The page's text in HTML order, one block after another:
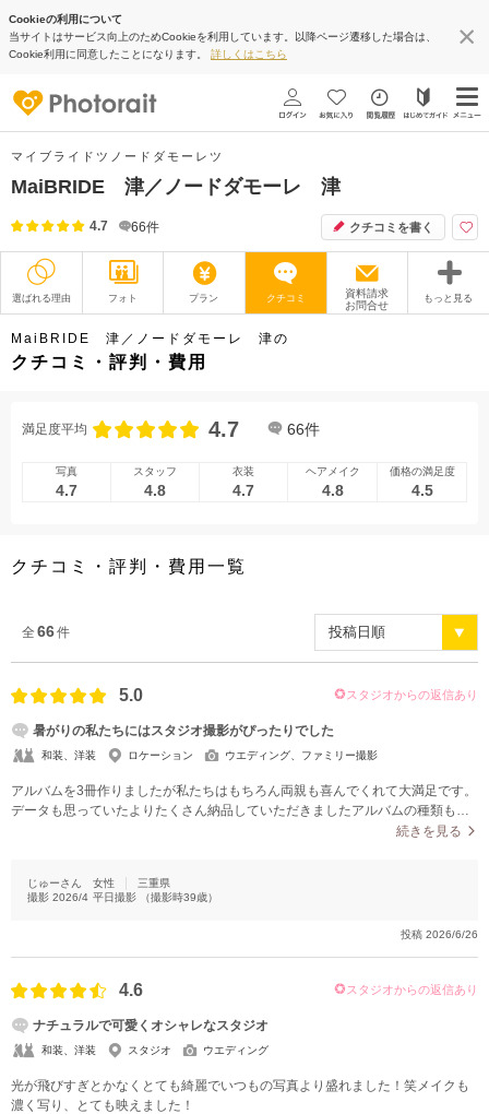
Cookieの利用について
当サイトはサービス向上のためCookieを利用しています。以降ページ遷移した場合は、
Cookie利用に同意したことになります。 詳しくはこちら
マイブライドツノードダモーレツ
MaiBRIDE 津／ノードダモーレ 津
4.7 66件 クチコミを書く
選ばれる理由 フォト プラン クチコミ
資料請求
お問合せ
もっと見る
撮影レポート
オプション ブログ
アクセス/TEL スタジオトップ
チャペルでの撮影 人気スポットでの撮影
女性フォトグラファー
MaiBRIDE 津／ノードダモーレ 津の
クチコミ・評判・費用
満足度平均 4.7 66件
写真
4.7
スタッフ
4.8
衣装
4.7
ヘアメイク
4.8
価格の満足度
4.5
クチコミ・評判・費用一覧
全 66件
5.0 スタジオからの返信あり
暑がりの私たちにはスタジオ撮影がぴったりでした
和装、洋装 ロケーション ウエディング、ファミリー撮影
アルバムを3冊作りましたが私たちはもちろん両親も喜んでくれて大満足です。
データも思っていたよりたくさん納品していただきましたアルバムの種類もた
くさんある中から光沢のあるものを選んだのですがすごく高級感があり一生に
ありとても嬉しかったです
続きを見る
じゅーさん 女性
三重県
撮影 2026/4 平日撮影 （撮影時39歳）
投稿 2026/6/26
4.6 スタジオからの返信あり
ナチュラルで可愛くオシャレなスタジオ
和装、洋装 スタジオ ウエディング
光が飛びすぎとかなくとても綺麗でいつもの写真より盛れました！笑メイクも
濃く写り、とても映えました！